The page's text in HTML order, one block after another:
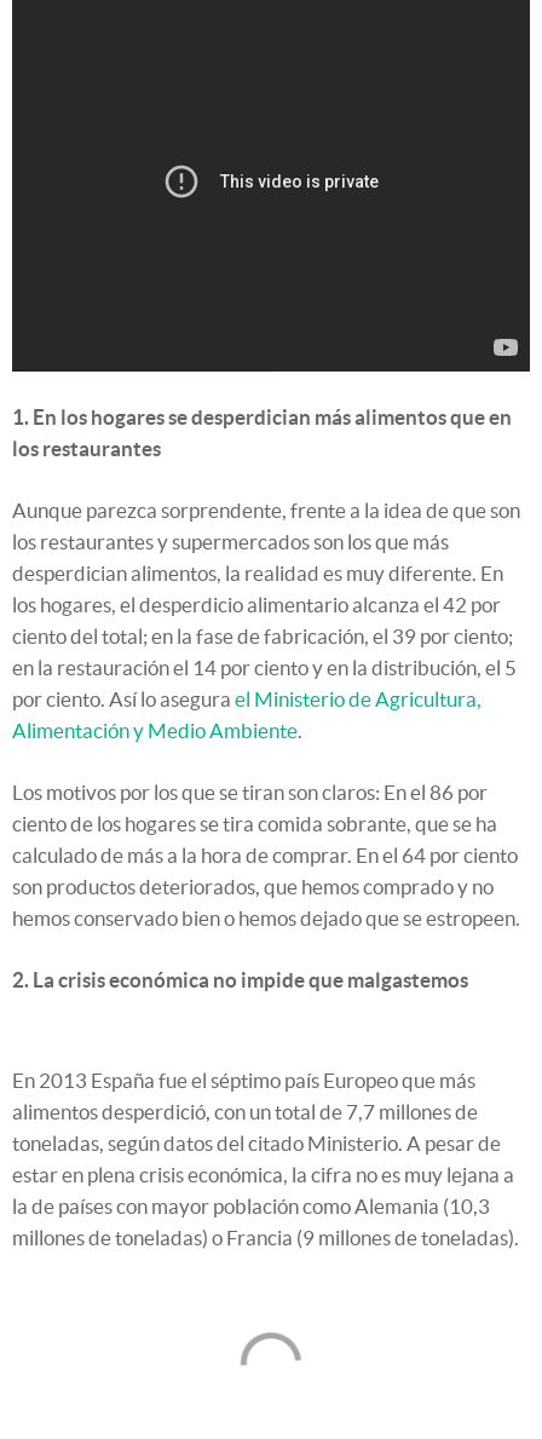
1. En los hogares se desperdician más alimentos que en
los restaurantes
Aunque parezca sorprendente, frente a la idea de que son
los restaurantes y supermercados son los que más
desperdician alimentos, la realidad es muy diferente. En
los hogares, el desperdicio alimentario alcanza el 42 por
ciento del total; en la fase de fabricación, el 39 por ciento;
en la restauración el 14 por ciento y en la distribución, el 5
por ciento. Así lo asegura el Ministerio de Agricultura,
Alimentación y Medio Ambiente
Los motivos por los que se tiran son claros: En el 86 por
ciento de los hogares se tira comida sobrante, que se ha
calculado de más a la hora de comprar. En el 64 por ciento
son productos deteriorados, que hemos comprado y no
hemos conservado bien o hemos dejado que se estropeen.
2. La crisis económica no impide que malgastemos
En 2013 España fue el séptimo país Europeo que más
alimentos desperdició, con un total de 7,7 millones de
toneladas, según datos del citado Ministerio. A pesar de
estar en plena crisis económica, la cifra no es muy lejana a
la de países con mayor población como Alemania (10,3
millones de toneladas) o Francia (9 millones de toneladas).